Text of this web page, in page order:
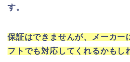
す。
保証はできませんが、メーカー
フトでも対応してくれるかもし